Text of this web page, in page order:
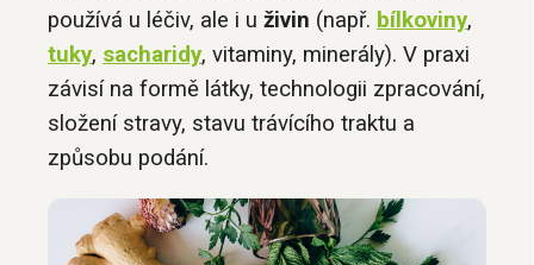
používá u léčiv, ale i u živin (např. bílkoviny,
tuky, sacharidy, vitaminy, minerály). V praxi
závisí na formě látky, technologii zpracování,
složení stravy, stavu trávícího traktu a
způsobu podání.